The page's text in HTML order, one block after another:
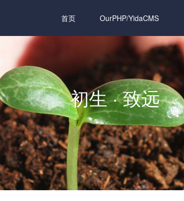
首页 OurPHP/YidaCMS
初生 · 致远